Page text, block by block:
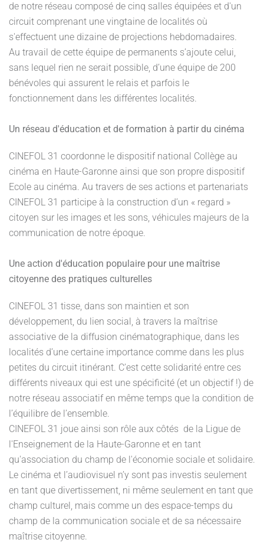
de notre réseau composé de cinq salles équipées et d'un
circuit comprenant une vingtaine de localités où
s'effectuent une dizaine de projections hebdomadaires.
Au travail de cette équipe de permanents s’ajoute celui,
sans lequel rien ne serait possible, d’une équipe de 200
bénévoles qui assurent le relais et parfois le
fonctionnement dans les différentes localités.
Un réseau d'éducation et de formation à partir du cinéma
CINEFOL 31 coordonne le dispositif national Collège au
cinéma en Haute-Garonne ainsi que son propre dispositif
Ecole au cinéma. Au travers de ses actions et partenariats
CINEFOL 31 participe à la construction d’un « regard »
citoyen sur les images et les sons, véhicules majeurs de la
communication de notre époque.
Une action d'éducation populaire pour une maîtrise
citoyenne des pratiques culturelles
CINEFOL 31 tisse, dans son maintien et son
développement, du lien social, à travers la maîtrise
associative de la diffusion cinématographique, dans les
localités d’une certaine importance comme dans les plus
petites du circuit itinérant. C’est cette solidarité entre ces
différents niveaux qui est une spécificité (et un objectif !) de
notre réseau associatif en même temps que la condition de
l’équilibre de l’ensemble.
CINEFOL 31 joue ainsi son rôle aux côtés de la Ligue de
l'Enseignement de la Haute-Garonne et en tant
qu'association du champ de l'économie sociale et solidaire.
Le cinéma et l’audiovisuel n’y sont pas investis seulement
en tant que divertissement, ni même seulement en tant que
champ culturel, mais comme un des espace-temps du
champ de la communication sociale et de sa nécessaire
maîtrise citoyenne.